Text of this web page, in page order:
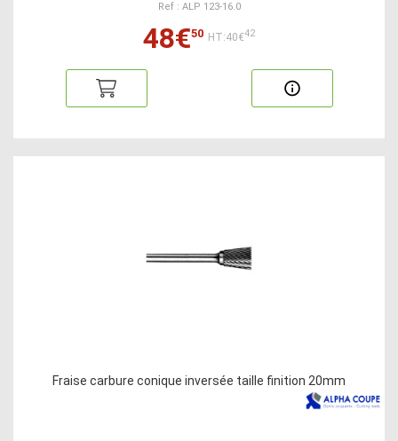
Ref : ALP 123-16.0
48€50 HT:40€42
Fraise carbure conique inversée taille finition 20mm